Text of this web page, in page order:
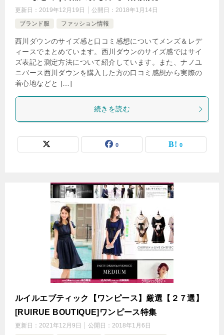
更新日： 2019年12月19日 公開日： 2018年1月14日
ブランド服
ファッション情報
西川ダウンのサイズ感と口コミ感想についてメンズ＆レデ
ィースでまとめています。西川ダウンのサイズ感ではサイ
ズ表記と測定方法について紹介しています。また、ナノユ
ニバース西川ダウンを購入した方の口コミ感想から実際の
着心地などと […]
続きを読む
0 0
ルイルエブティック【ワンピース】厳選【２７選】
[RUIRUE BOUTIQUE]ワンピース特集
更新日： 2021年12月9日 公開日： 2018年1月6日